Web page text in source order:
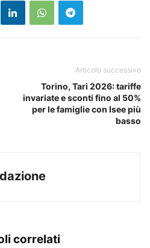
Articolo successivo
Torino, Tari 2026: tariffe
invariate e sconti fino al 50%
per le famiglie con Isee più
basso
correlati